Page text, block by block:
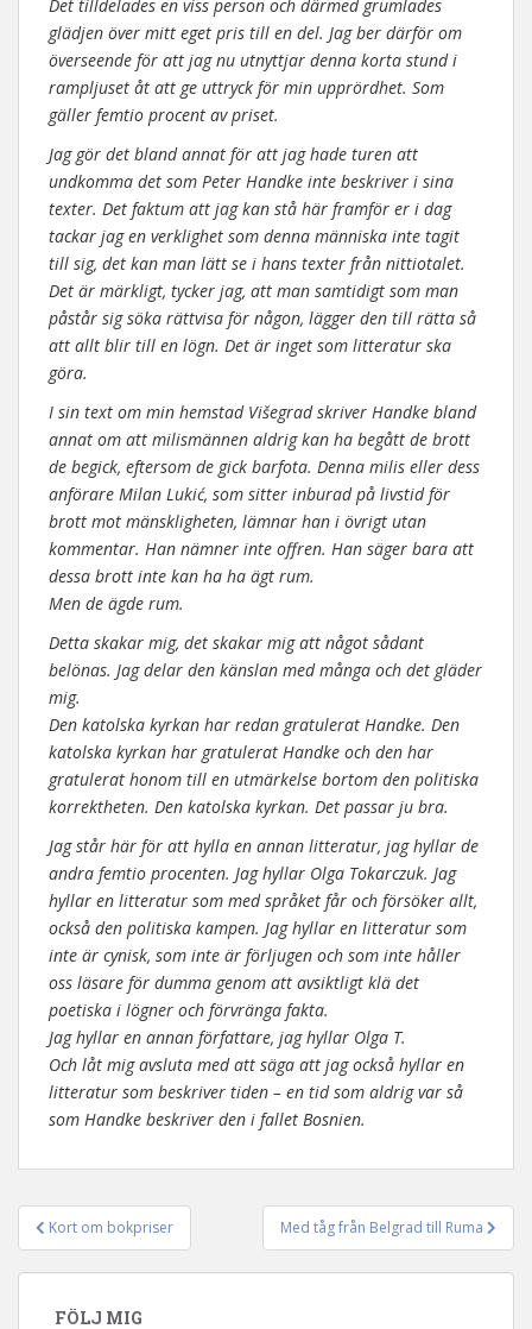
Det tilldelades en viss person och därmed grumlades
glädjen över mitt eget pris till en del. Jag ber därför om
överseende för att jag nu utnyttjar denna korta stund i
rampljuset åt att ge uttryck för min upprördhet. Som
gäller femtio procent av priset.
Jag gör det bland annat för att jag hade turen att
undkomma det som Peter Handke inte beskriver i sina
texter. Det faktum att jag kan stå här framför er i dag
tackar jag en verklighet som denna människa inte tagit
till sig, det kan man lätt se i hans texter från nittiotalet.
Det är märkligt, tycker jag, att man samtidigt som man
påstår sig söka rättvisa för någon, lägger den till rätta så
att allt blir till en lögn. Det är inget som litteratur ska
göra.
I sin text om min hemstad Višegrad skriver Handke bland
annat om att milismännen aldrig kan ha begått de brott
de begick, eftersom de gick barfota. Denna milis eller dess
anförare Milan Lukić, som sitter inburad på livstid för
brott mot mänskligheten, lämnar han i övrigt utan
kommentar. Han nämner inte offren. Han säger bara att
dessa brott inte kan ha ha ägt rum.
Men de ägde rum.
Detta skakar mig, det skakar mig att något sådant
belönas. Jag delar den känslan med många och det gläder
mig.
Den katolska kyrkan har redan gratulerat Handke. Den
katolska kyrkan har gratulerat Handke och den har
gratulerat honom till en utmärkelse bortom den politiska
korrektheten. Den katolska kyrkan. Det passar ju bra.
Jag står här för att hylla en annan litteratur, jag hyllar de
andra femtio procenten. Jag hyllar Olga Tokarczuk. Jag
hyllar en litteratur som med språket får och försöker allt,
också den politiska kampen. Jag hyllar en litteratur som
inte är cynisk, som inte är förljugen och som inte håller
oss läsare för dumma genom att avsiktligt klä det
poetiska i lögner och förvränga fakta.
Jag hyllar en annan författare, jag hyllar Olga T.
Och låt mig avsluta med att säga att jag också hyllar en
litteratur som beskriver tiden – en tid som aldrig var så
som Handke beskriver den i fallet Bosnien.
Inläggsnavigering
Kort om bokpriser Med tåg från Belgrad till Ruma
FÖLJ MIG